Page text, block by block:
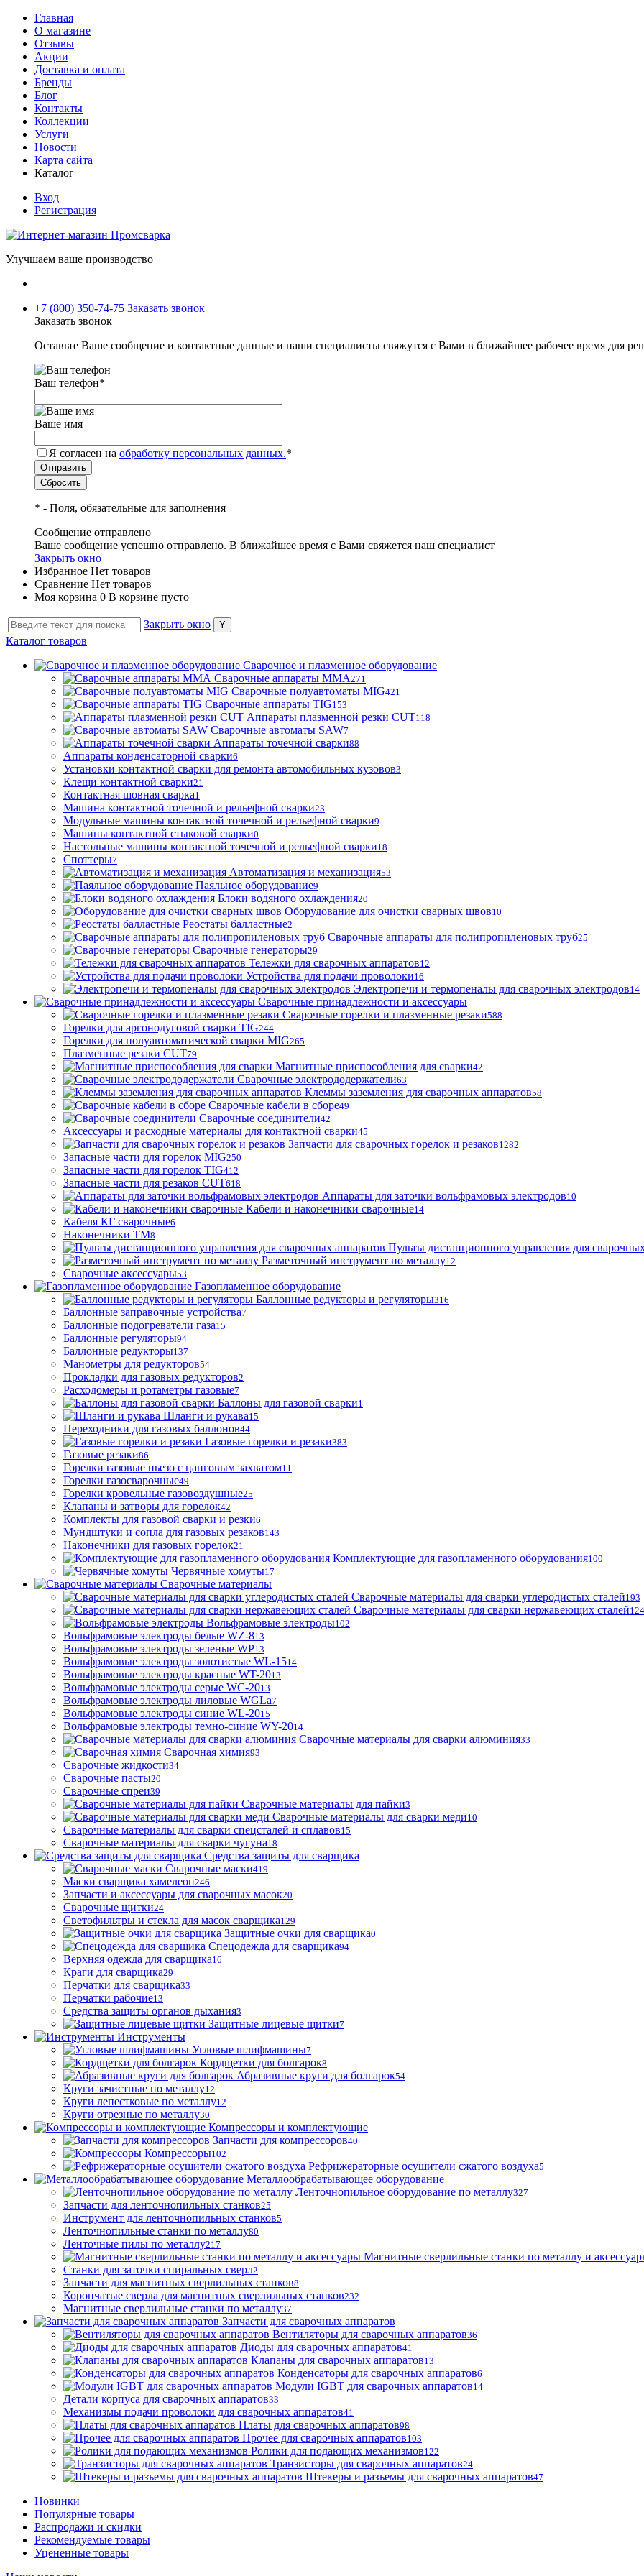
Главная
О магазине
Отзывы
Акции
Доставка и оплата
Бренды
Блог
Контакты
Коллекции
Услуги
Новости
Карта сайта
Каталог
Вход
Регистрация
Улучшаем ваше производство
+7 (800) 350-74-75 Заказать звонок
Заказать звонок
Оставьте Ваше сообщение и контактные данные и наши специалисты свяжутся с Вами в ближайшее рабочее время для
Ваш телефон*
Ваше имя
Я согласен на обработку персональных данных.*
* - Поля, обязательные для заполнения
Сообщение отправлено
Ваше сообщение успешно отправлено. В ближайшее время с Вами свяжется наш специалист
Закрыть окно
Избранное Нет товаров
Сравнение Нет товаров
Моя корзина 0 В корзине пусто
Закрыть окно
Каталог товаров
Сварочное и плазменное оборудование
Сварочные аппараты MMA271
Сварочные полуавтоматы MIG421
Сварочные аппараты TIG153
Аппараты плазменной резки CUT118
Сварочные автоматы SAW7
Аппараты точечной сварки88
Аппараты конденсаторной сварки6
Установки контактной сварки для ремонта автомобильных кузовов3
Клещи контактной сварки21
Контактная шовная сварка1
Машина контактной точечной и рельефной сварки23
Модульные машины контактной точечной и рельефной сварки9
Машины контактной стыковой сварки0
Настольные машины контактной точечной и рельефной сварки18
Споттеры7
Автоматизация и механизация53
Паяльное оборудование9
Блоки водяного охлаждения20
Оборудование для очистки сварных швов10
Реостаты балластные2
Сварочные аппараты для полипропиленовых труб25
Сварочные генераторы29
Тележки для сварочных аппаратов12
Устройства для подачи проволоки16
Электропечи и термопеналы для сварочных электродов14
Сварочные принадлежности и аксессуары
Сварочные горелки и плазменные резаки588
Горелки для аргонодуговой сварки TIG244
Горелки для полуавтоматической сварки MIG265
Плазменные резаки CUT79
Магнитные приспособления для сварки42
Сварочные электрододержатели63
Клеммы заземления для сварочных аппаратов58
Сварочные кабели в сборе49
Сварочные соединители42
Аксессуары и расходные материалы для контактной сварки45
Запчасти для сварочных горелок и резаков1282
Запасные части для горелок MIG250
Запасные части для горелок TIG412
Запасные части для резаков CUT618
Аппараты для заточки вольфрамовых электродов10
Кабели и наконечники сварочные14
Кабеля КГ сварочные6
Наконечники ТМ8
Пульты дистанционного управления для
Разметочный инструмент по металлу12
Сварочные аксессуары53
Газопламенное оборудование
Баллонные редукторы и регуляторы316
Баллонные заправочные устройства7
Баллонные подогреватели газа15
Баллонные регуляторы94
Баллонные редукторы137
Манометры для редукторов54
Прокладки для газовых редукторов2
Расходомеры и ротаметры газовые7
Баллоны для газовой сварки1
Шланги и рукава15
Переходники для газовых баллонов44
Газовые горелки и резаки383
Газовые резаки86
Горелки газовые пьезо с цанговым захватом11
Горелки газосварочные49
Горелки кровельные газовоздушные25
Клапаны и затворы для горелок42
Комплекты для газовой сварки и резки6
Мундштуки и сопла для газовых резаков143
Наконечники для газовых горелок21
Комплектующие для газопламенного оборудования100
Червячные хомуты17
Сварочные материалы
Сварочные материалы для сварки углеродистых сталей193
Сварочные материалы для сварки нержавеющих сталей124
Вольфрамовые электроды102
Вольфрамовые электроды белые WZ-813
Вольфрамовые электроды зеленые WP13
Вольфрамовые электроды золотистые WL-1514
Вольфрамовые электроды красные WT-2013
Вольфрамовые электроды серые WC-2013
Вольфрамовые электроды лиловые WGLa7
Вольфрамовые электроды синие WL-2015
Вольфрамовые электроды темно-синие WY-2014
Сварочные материалы для сварки алюминия33
Сварочная химия93
Сварочные жидкости34
Сварочные пасты20
Сварочные спреи39
Сварочные материалы для пайки3
Сварочные материалы для сварки меди10
Сварочные материалы для сварки спецсталей и сплавов15
Сварочные материалы для сварки чугуна18
Средства защиты для сварщика
Сварочные маски419
Маски сварщика хамелеон246
Запчасти и аксессуары для сварочных масок20
Сварочные щитки24
Светофильтры и стекла для масок сварщика129
Защитные очки для сварщика0
Спецодежда для сварщика94
Верхняя одежда для сварщика16
Краги для сварщика29
Перчатки для сварщика33
Перчатки рабочие13
Средства защиты органов дыхания3
Защитные лицевые щитки7
Инструменты
Угловые шлифмашины7
Кордщетки для болгарок8
Абразивные круги для болгарок54
Круги зачистные по металлу12
Круги лепестковые по металлу12
Круги отрезные по металлу30
Компрессоры и комплектующие
Запчасти для компрессоров40
Компрессоры102
Рефрижераторные осушители сжатого воздуха5
Металлообрабатывающее оборудование
Ленточнопильное оборудование по металлу327
Запчасти для ленточнопильных станков25
Инструмент для ленточнопильных станков5
Ленточнопильные станки по металлу80
Ленточные пилы по металлу217
Магнитные сверлильные станки по металлу и
Станки для заточки спиральных сверл2
Запчасти для магнитных сверлильных станков8
Корончатые сверла для магнитных сверлильных станков232
Магнитные сверлильные станки по металлу37
Запчасти для сварочных аппаратов
Вентиляторы для сварочных аппаратов36
Диоды для сварочных аппаратов41
Клапаны для сварочных аппаратов13
Конденсаторы для сварочных аппаратов6
Модули IGBT для сварочных аппаратов14
Детали корпуса для сварочных аппаратов33
Механизмы подачи проволоки для сварочных аппаратов41
Платы для сварочных аппаратов98
Прочее для сварочных аппаратов103
Ролики для подающих механизмов122
Транзисторы для сварочных аппаратов24
Штекеры и разъемы для сварочных аппаратов47
Новинки
Популярные товары
Распродажи и скидки
Рекомендуемые товары
Уцененные товары